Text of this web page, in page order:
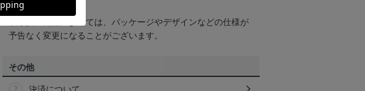
【仕様について】
取り扱い商品によっては、パッケージやデザインなどの仕様が
予告なく変更になることがございます。
その他